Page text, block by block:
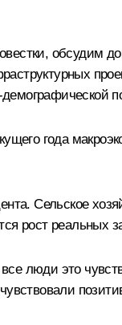
обсудим
года
Сельское
рост реальных
люди это